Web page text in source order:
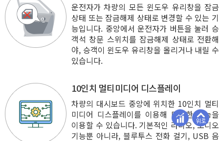
운전자가 차량의 모든 윈도우 유리창을 잠금
상태 또는 잠금해제 상태로 변경할 수 있는 기
능입니다. 중앙에서 운전자가 버튼을 눌러 승
객석 창문 스위치를 잠금해제 상태로 전환해
야, 승객이 윈도우 유리창을 올리거나 내릴 수
있습니다.
10인치 멀티미디어 디스플레이
차량의 대시보드 중앙에 위치한 10인치 멀티
미디어 디스플레이를 이용해 다양한 기능을
이용할 수 있습니다. 기본적인 라디오, 오디오
기능뿐 아니라, 블루투스 전화 걸기, USB 음